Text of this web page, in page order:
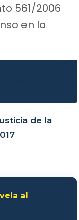
561/2006
en la
de la
al